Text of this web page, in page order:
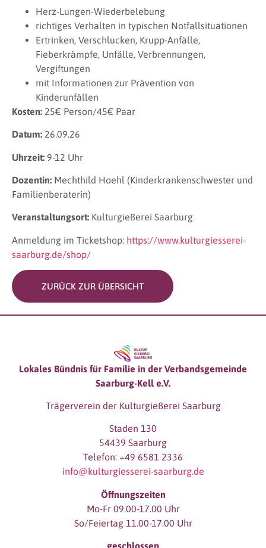
Herz-Lungen-Wiederbelebung
richtiges Verhalten in typischen Notfallsituationen
Ertrinken, Verschlucken, Krupp-Anfälle,
Fieberkrämpfe, Unfälle, Verbrennungen,
Vergiftungen
mit Informationen zur Prävention von
Kinderunfällen
Kosten: 25€ Person/45€ Paar
Datum: 26.09.26
Uhrzeit: 9-12 Uhr
Dozentin: Mechthild Hoehl (Kinderkrankenschwester und
Familienberaterin)
Veranstaltungsort: Kulturgießerei Saarburg
Anmeldung im Ticketshop: https://www.kulturgiesserei-
saarburg.de/shop/
ZURÜCK ZUR ÜBERSICHT
Lokales Bündnis für Familie in der Verbandsgemeinde
Saarburg-Kell e.V.
Trägerverein der Kulturgießerei Saarburg
Staden 130
54439 Saarburg
Telefon: +49 6581 2336
info@kulturgiesserei-saarburg.de
Öffnungszeiten
Mo-Fr 09.00-17.00 Uhr
So/Feiertag 11.00-17.00 Uhr
geschlossen